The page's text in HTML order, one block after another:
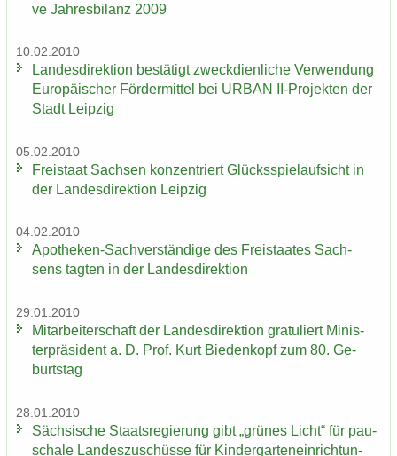
ve Jah­res­bi­lanz 2009
10.02.2010
Lan­des­di­rek­ti­on be­stä­tigt zweck­dien­li­che Ver­wen­dung
Eu­ro­päi­scher För­der­mit­tel bei URBAN II-​Projekten der
Stadt Leip­zig
05.02.2010
Frei­staat Sach­sen kon­zen­triert Glücks­spiel­auf­sicht in
der Lan­des­di­rek­ti­on Leip­zig
04.02.2010
Apotheken-​Sachverständige des Frei­staa­tes Sach­
sens tag­ten in der Lan­des­di­rek­ti­on
29.01.2010
Mit­ar­bei­ter­schaft der Lan­des­di­rek­ti­on gra­tu­liert Mi­nis­
ter­prä­si­dent a. D. Prof. Kurt Bie­den­kopf zum 80. Ge­
burts­tag
28.01.2010
Säch­si­sche Staats­re­gie­rung gibt „grü­nes Licht“ für pau­
scha­le Lan­des­zu­schüs­se für Kin­der­gar­ten­ein­rich­tun­